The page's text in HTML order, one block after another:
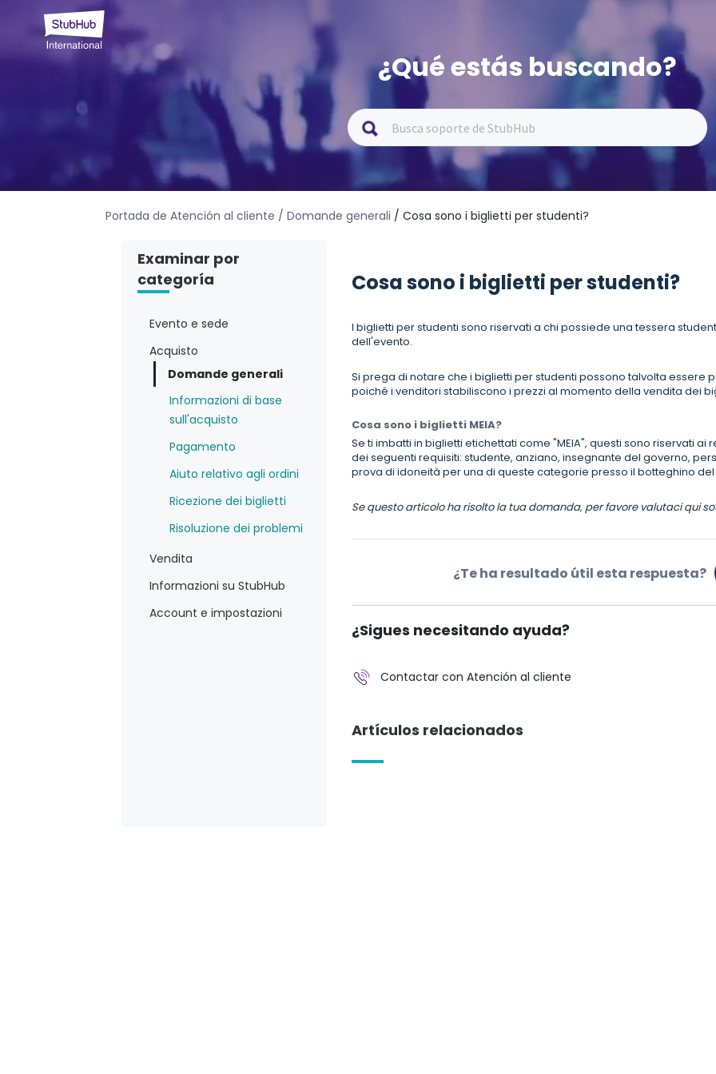
¿Qué estás buscando?
Portada de Atención al cliente / Domande generali / Cosa sono i biglietti per studenti?
Examinar por
categoría
Evento e sede
Acquisto
Domande generali
Informazioni di base
sull'acquisto
Pagamento
Aiuto relativo agli ordini
Ricezione dei biglietti
Risoluzione dei problemi
Vendita
Informazioni su StubHub
Account e impostazioni
Cosa sono i biglietti per studenti?
I biglietti per studenti sono riservati a chi possiede una tessera
dell'evento.
Si prega di notare che i biglietti per studenti possono talvolta essere
poiché i venditori stabiliscono i prezzi al momento della vendita dei
Cosa sono i biglietti MEIA?
Se ti imbatti in biglietti etichettati come "MEIA", questi sono riservati
dei seguenti requisiti: studente, anziano, insegnante del governo,
prova di idoneità per una di queste categorie presso il botteghino
Se questo articolo ha risolto la tua domanda, per favore valutaci qui
¿Te ha resultado útil esta respuesta?
¿Sigues necesitando ayuda?
Contactar con Atención al cliente
Artículos relacionados